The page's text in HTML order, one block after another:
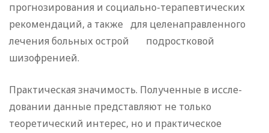
прогнозирова­ния и социально-терапевтических
рекомендаций, а также для целенаправленного
лечения больных острой подростковой
шизофренией.
Практическая значимость. Полученные в иссле­
довании данные представляют не только
теоретический инте­рес, но и практическое